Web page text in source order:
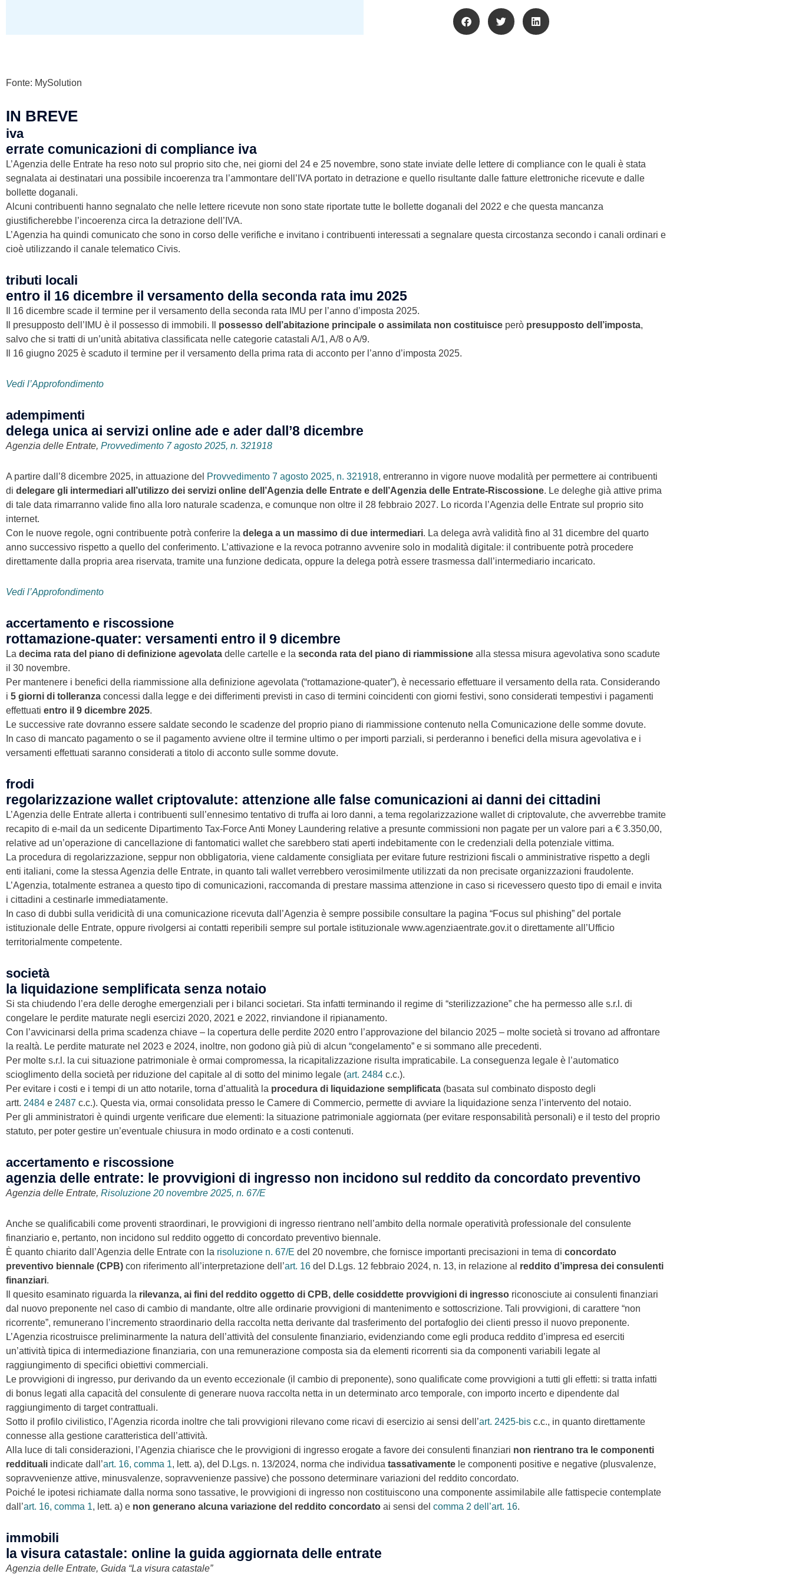
Fonte: MySolution
IN BREVE
iva
errate comunicazioni di compliance iva
L’Agenzia delle Entrate ha reso noto sul proprio sito che, nei giorni del 24 e 25 novembre, sono state inviate delle lettere di compliance con le quali è stata
segnalata ai destinatari una possibile incoerenza tra l’ammontare dell’IVA portato in detrazione e quello risultante dalle fatture elettroniche ricevute e dalle
bollette doganali.
Alcuni contribuenti hanno segnalato che nelle lettere ricevute non sono state riportate tutte le bollette doganali del 2022 e che questa mancanza
giustificherebbe l’incoerenza circa la detrazione dell’IVA.
L’Agenzia ha quindi comunicato che sono in corso delle verifiche e invitano i contribuenti interessati a segnalare questa circostanza secondo i canali ordinari e
cioè utilizzando il canale telematico Civis.
tributi locali
entro il 16 dicembre il versamento della seconda rata imu 2025
Il 16 dicembre scade il termine per il versamento della seconda rata IMU per l’anno d’imposta 2025.
Il presupposto dell’IMU è il possesso di immobili. Il possesso dell’abitazione principale o assimilata non costituisce però presupposto dell’imposta,
salvo che si tratti di un’unità abitativa classificata nelle categorie catastali A/1, A/8 o A/9.
Il 16 giugno 2025 è scaduto il termine per il versamento della prima rata di acconto per l’anno d’imposta 2025.
Vedi l’Approfondimento
adempimenti
delega unica ai servizi online ade e ader dall’8 dicembre
Agenzia delle Entrate, Provvedimento 7 agosto 2025, n. 321918
A partire dall’8 dicembre 2025, in attuazione del Provvedimento 7 agosto 2025, n. 321918, entreranno in vigore nuove modalità per permettere ai contribuenti
di delegare gli intermediari all’utilizzo dei servizi online dell’Agenzia delle Entrate e dell’Agenzia delle Entrate-Riscossione. Le deleghe già attive prima
di tale data rimarranno valide fino alla loro naturale scadenza, e comunque non oltre il 28 febbraio 2027. Lo ricorda l’Agenzia delle Entrate sul proprio sito
internet.
Con le nuove regole, ogni contribuente potrà conferire la delega a un massimo di due intermediari. La delega avrà validità fino al 31 dicembre del quarto
anno successivo rispetto a quello del conferimento. L’attivazione e la revoca potranno avvenire solo in modalità digitale: il contribuente potrà procedere
direttamente dalla propria area riservata, tramite una funzione dedicata, oppure la delega potrà essere trasmessa dall’intermediario incaricato.
Vedi l’Approfondimento
accertamento e riscossione
rottamazione-quater: versamenti entro il 9 dicembre
La decima rata del piano di definizione agevolata delle cartelle e la seconda rata del piano di riammissione alla stessa misura agevolativa sono scadute
il 30 novembre.
Per mantenere i benefici della riammissione alla definizione agevolata (“rottamazione-quater”), è necessario effettuare il versamento della rata. Considerando
i 5 giorni di tolleranza concessi dalla legge e dei differimenti previsti in caso di termini coincidenti con giorni festivi, sono considerati tempestivi i pagamenti
effettuati entro il 9 dicembre 2025.
Le successive rate dovranno essere saldate secondo le scadenze del proprio piano di riammissione contenuto nella Comunicazione delle somme dovute.
In caso di mancato pagamento o se il pagamento avviene oltre il termine ultimo o per importi parziali, si perderanno i benefici della misura agevolativa e i
versamenti effettuati saranno considerati a titolo di acconto sulle somme dovute.
frodi
regolarizzazione wallet criptovalute: attenzione alle false comunicazioni ai danni dei cittadini
L’Agenzia delle Entrate allerta i contribuenti sull’ennesimo tentativo di truffa ai loro danni, a tema regolarizzazione wallet di criptovalute, che avverrebbe tramite
recapito di e-mail da un sedicente Dipartimento Tax-Force Anti Money Laundering relative a presunte commissioni non pagate per un valore pari a € 3.350,00,
relative ad un’operazione di cancellazione di fantomatici wallet che sarebbero stati aperti indebitamente con le credenziali della potenziale vittima.
La procedura di regolarizzazione, seppur non obbligatoria, viene caldamente consigliata per evitare future restrizioni fiscali o amministrative rispetto a degli
enti italiani, come la stessa Agenzia delle Entrate, in quanto tali wallet verrebbero verosimilmente utilizzati da non precisate organizzazioni fraudolente.
L’Agenzia, totalmente estranea a questo tipo di comunicazioni, raccomanda di prestare massima attenzione in caso si ricevessero questo tipo di email e invita
i cittadini a cestinarle immediatamente.
In caso di dubbi sulla veridicità di una comunicazione ricevuta dall’Agenzia è sempre possibile consultare la pagina “Focus sul phishing” del portale
istituzionale delle Entrate, oppure rivolgersi ai contatti reperibili sempre sul portale istituzionale www.agenziaentrate.gov.it o direttamente all’Ufficio
territorialmente competente.
società
la liquidazione semplificata senza notaio
Si sta chiudendo l’era delle deroghe emergenziali per i bilanci societari. Sta infatti terminando il regime di “sterilizzazione” che ha permesso alle s.r.l. di
congelare le perdite maturate negli esercizi 2020, 2021 e 2022, rinviandone il ripianamento.
Con l’avvicinarsi della prima scadenza chiave – la copertura delle perdite 2020 entro l’approvazione del bilancio 2025 – molte società si trovano ad affrontare
la realtà. Le perdite maturate nel 2023 e 2024, inoltre, non godono già più di alcun “congelamento” e si sommano alle precedenti.
Per molte s.r.l. la cui situazione patrimoniale è ormai compromessa, la ricapitalizzazione risulta impraticabile. La conseguenza legale è l’automatico
scioglimento della società per riduzione del capitale al di sotto del minimo legale (art. 2484 c.c.).
Per evitare i costi e i tempi di un atto notarile, torna d’attualità la procedura di liquidazione semplificata (basata sul combinato disposto degli
artt. 2484 e 2487 c.c.). Questa via, ormai consolidata presso le Camere di Commercio, permette di avviare la liquidazione senza l’intervento del notaio.
Per gli amministratori è quindi urgente verificare due elementi: la situazione patrimoniale aggiornata (per evitare responsabilità personali) e il testo del proprio
statuto, per poter gestire un’eventuale chiusura in modo ordinato e a costi contenuti.
accertamento e riscossione
agenzia delle entrate: le provvigioni di ingresso non incidono sul reddito da concordato preventivo
Agenzia delle Entrate, Risoluzione 20 novembre 2025, n. 67/E
Anche se qualificabili come proventi straordinari, le provvigioni di ingresso rientrano nell’ambito della normale operatività professionale del consulente
finanziario e, pertanto, non incidono sul reddito oggetto di concordato preventivo biennale.
È quanto chiarito dall’Agenzia delle Entrate con la risoluzione n. 67/E del 20 novembre, che fornisce importanti precisazioni in tema di concordato
preventivo biennale (CPB) con riferimento all’interpretazione dell’art. 16 del D.Lgs. 12 febbraio 2024, n. 13, in relazione al reddito d’impresa dei consulenti
finanziari.
Il quesito esaminato riguarda la rilevanza, ai fini del reddito oggetto di CPB, delle cosiddette provvigioni di ingresso riconosciute ai consulenti finanziari
dal nuovo preponente nel caso di cambio di mandante, oltre alle ordinarie provvigioni di mantenimento e sottoscrizione. Tali provvigioni, di carattere “non
ricorrente”, remunerano l’incremento straordinario della raccolta netta derivante dal trasferimento del portafoglio dei clienti presso il nuovo preponente.
L’Agenzia ricostruisce preliminarmente la natura dell’attività del consulente finanziario, evidenziando come egli produca reddito d’impresa ed eserciti
un’attività tipica di intermediazione finanziaria, con una remunerazione composta sia da elementi ricorrenti sia da componenti variabili legate al
raggiungimento di specifici obiettivi commerciali.
Le provvigioni di ingresso, pur derivando da un evento eccezionale (il cambio di preponente), sono qualificate come provvigioni a tutti gli effetti: si tratta infatti
di bonus legati alla capacità del consulente di generare nuova raccolta netta in un determinato arco temporale, con importo incerto e dipendente dal
raggiungimento di target contrattuali.
Sotto il profilo civilistico, l’Agenzia ricorda inoltre che tali provvigioni rilevano come ricavi di esercizio ai sensi dell’art. 2425-bis c.c., in quanto direttamente
connesse alla gestione caratteristica dell’attività.
Alla luce di tali considerazioni, l’Agenzia chiarisce che le provvigioni di ingresso erogate a favore dei consulenti finanziari non rientrano tra le componenti
reddituali indicate dall’art. 16, comma 1, lett. a), del D.Lgs. n. 13/2024, norma che individua tassativamente le componenti positive e negative (plusvalenze,
sopravvenienze attive, minusvalenze, sopravvenienze passive) che possono determinare variazioni del reddito concordato.
Poiché le ipotesi richiamate dalla norma sono tassative, le provvigioni di ingresso non costituiscono una componente assimilabile alle fattispecie contemplate
dall’art. 16, comma 1, lett. a) e non generano alcuna variazione del reddito concordato ai sensi del comma 2 dell’art. 16.
immobili
la visura catastale: online la guida aggiornata delle entrate
Agenzia delle Entrate, Guida “La visura catastale”